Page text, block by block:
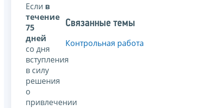
Если в
течение
75
дней
со дня
вступления
в силу
решения
о
привлечении
Связанные темы
Контрольная работа